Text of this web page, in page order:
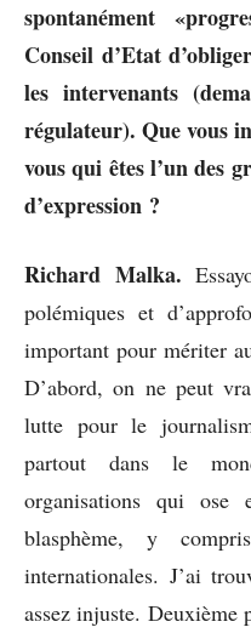
spontanément
Conseil d’Etat
les intervenants
régulateur). Que vous
vous qui êtes l’un des
d’expression ?
Richard Malka.
polémiques et
important pour mériter
D’abord, on ne peut
lutte pour le
partout dans le
organisations qui ose
blasphème, y
internationales. J’ai
assez injuste. Deuxième